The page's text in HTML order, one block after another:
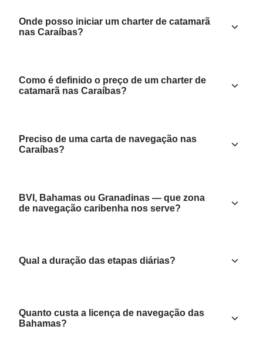
Onde posso iniciar um charter de catamarã
nas Caraíbas?
Como é definido o preço de um charter de
catamarã nas Caraíbas?
Preciso de uma carta de navegação nas
Caraíbas?
BVI, Bahamas ou Granadinas — que zona
de navegação caribenha nos serve?
Qual a duração das etapas diárias?
Quanto custa a licença de navegação das
Bahamas?